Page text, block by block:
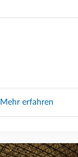
Mehr erfahren